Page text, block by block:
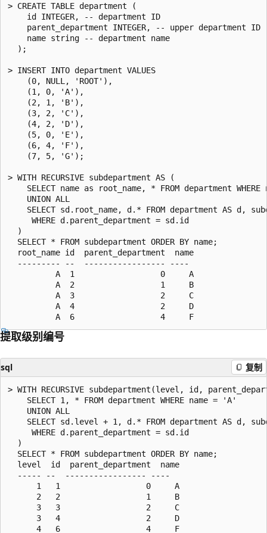
> CREATE TABLE department (
    id INTEGER, -- department ID
    parent_department INTEGER, -- upper department ID
    name string -- department name
  );
> INSERT INTO department VALUES
    (0, NULL, 'ROOT'),
    (1, 0, 'A'),
    (2, 1, 'B'),
    (3, 2, 'C'),
    (4, 2, 'D'),
    (5, 0, 'E'),
    (6, 4, 'F'),
    (7, 5, 'G');
> WITH RECURSIVE subdepartment AS (
SELECT name as root_name, * FROM department WHERE
    UNION ALL
SELECT sd.root_name, d.* FROM department AS d,
     WHERE d.parent_department = sd.id
  )
  SELECT * FROM subdepartment ORDER BY name;
  root_name id  parent_department  name
  --------- --  ----------------- ----
          A	 1                  0     A
          A	 2	                1     B
          A	 3                  2     C
          A	 4                  2     D
提取级别编号
sql 复制
> WITH RECURSIVE subdepartment(level, id,
    SELECT 1, * FROM department WHERE name = 'A'
    UNION ALL
SELECT sd.level + 1, d.* FROM department AS d,
     WHERE d.parent_department = sd.id
  )
  SELECT * FROM subdepartment ORDER BY name;
  level  id  parent_department  name
  ----- --  ----------------- ----
      1   1                  0     A
      2   2                  1     B
      3   3                  2     C
      3   4                  2     D